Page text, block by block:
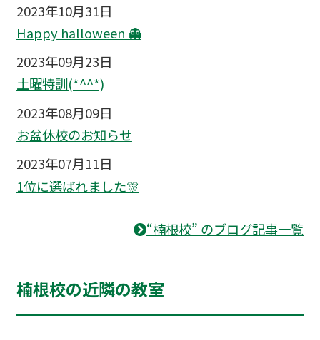
2023年10月31日
Happy halloween 👻
2023年09月23日
土曜特訓(*^^*)
2023年08月09日
お盆休校のお知らせ
2023年07月11日
1位に選ばれました🎊
“楠根校” のブログ記事一覧
楠根校の近隣の教室